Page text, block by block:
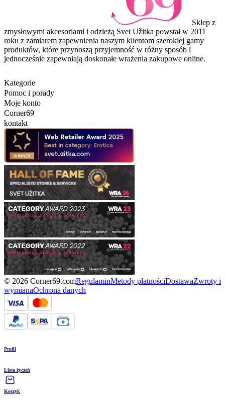
Sklep z
zmysłowymi akcesoriami i odzieżą Svet Užitka powstał w 2011
roku z zamiarem zapewnienia naszym klientom szerokiej gamy
produktów, które przynoszą przyjemność w różny sposób i
jednocześnie zapewniają doskonałe wrażenia zakupowe online.
Kategorie
Pomoc i porady
Moje konto
Corner69
kontakt
© 2026 Corner69.comRegulaminMetody płatnościDostawaZwroty i
wymianaOchrona danych
Profil
Lista życzeń
Koszyk